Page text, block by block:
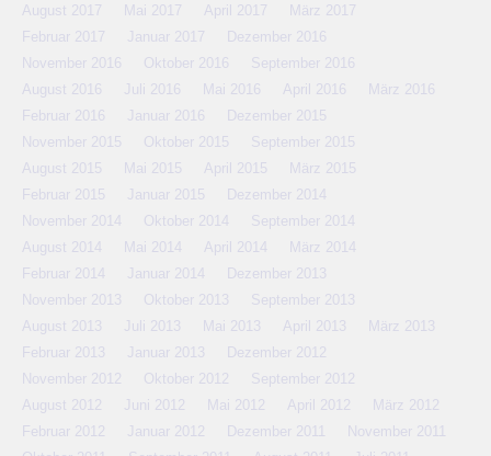
August 2017
Mai 2017 April 2017
März 2017
Februar 2017
Januar 2017
Dezember 2016
November 2016
Oktober 2016
September 2016
August 2016
Juli 2016 Mai 2016 April 2016
März 2016
Februar 2016
Januar 2016
Dezember 2015
November 2015
Oktober 2015
September 2015
August 2015
Mai 2015 April 2015
März 2015
Februar 2015
Januar 2015
Dezember 2014
November 2014
Oktober 2014
September 2014
August 2014
Mai 2014 April 2014
März 2014
Februar 2014
Januar 2014
Dezember 2013
November 2013
Oktober 2013
September 2013
August 2013
Juli 2013 Mai 2013 April 2013
März 2013
Februar 2013
Januar 2013
Dezember 2012
November 2012
Oktober 2012
September 2012
August 2012
Juni 2012 Mai 2012 April 2012
März 2012
Februar 2012
Januar 2012 Dezember 2011
November 2011